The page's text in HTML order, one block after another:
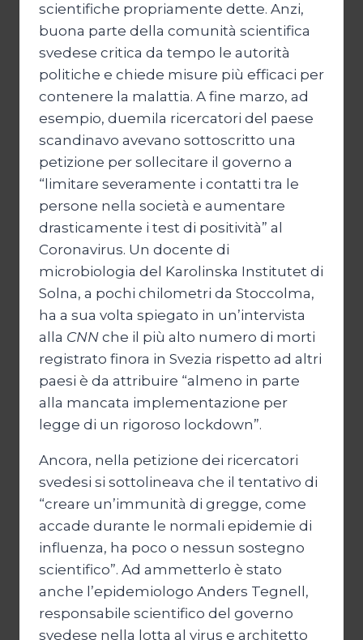
scientifiche propriamente dette. Anzi,
buona parte della comunità scientifica
svedese critica da tempo le autorità
politiche e chiede misure più efficaci per
contenere la malattia. A fine marzo, ad
esempio, duemila ricercatori del paese
scandinavo avevano sottoscritto una
petizione per sollecitare il governo a
“limitare severamente i contatti tra le
persone nella società e aumentare
drasticamente i test di positività” al
Coronavirus. Un docente di
microbiologia del Karolinska Institutet di
Solna, a pochi chilometri da Stoccolma,
ha a sua volta spiegato in un’intervista
alla CNN che il più alto numero di morti
registrato finora in Svezia rispetto ad altri
paesi è da attribuire “almeno in parte
alla mancata implementazione per
legge di un rigoroso lockdown”.
Ancora, nella petizione dei ricercatori
svedesi si sottolineava che il tentativo di
“creare un’immunità di gregge, come
accade durante le normali epidemie di
influenza, ha poco o nessun sostegno
scientifico”. Ad ammetterlo è stato
anche l’epidemiologo Anders Tegnell,
responsabile scientifico del governo
svedese nella lotta al virus e architetto